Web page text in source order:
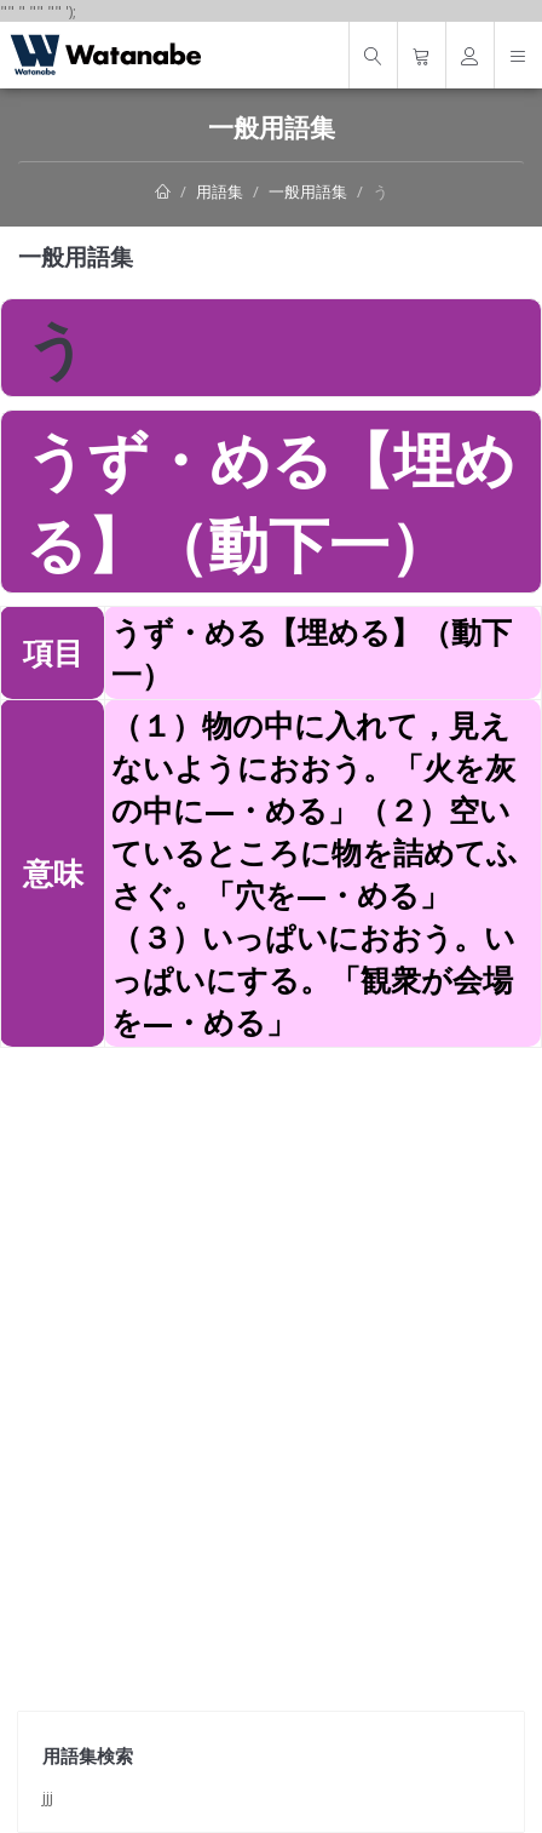
"" " "" "" ');
一般用語集
用語集 一般用語集 う
一般用語集
う
うず・める【埋め
る】（動下一）
項目
うず・める【埋める】（動下
一）
意味
（１）物の中に入れて，見え
ないようにおおう。「火を灰
の中に—・める」（２）空い
ているところに物を詰めてふ
さぐ。「穴を—・める」
（３）いっぱいにおおう。い
っぱいにする。「観衆が会場
を—・める」
用語集検索
jjj